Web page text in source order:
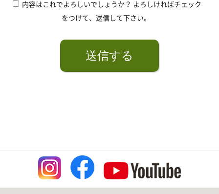
内容はこれでよろしいでしょうか？ よろしければチェック
をつけて、送信して下さい。